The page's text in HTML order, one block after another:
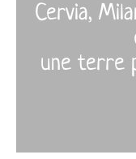
Cervia,
une terre